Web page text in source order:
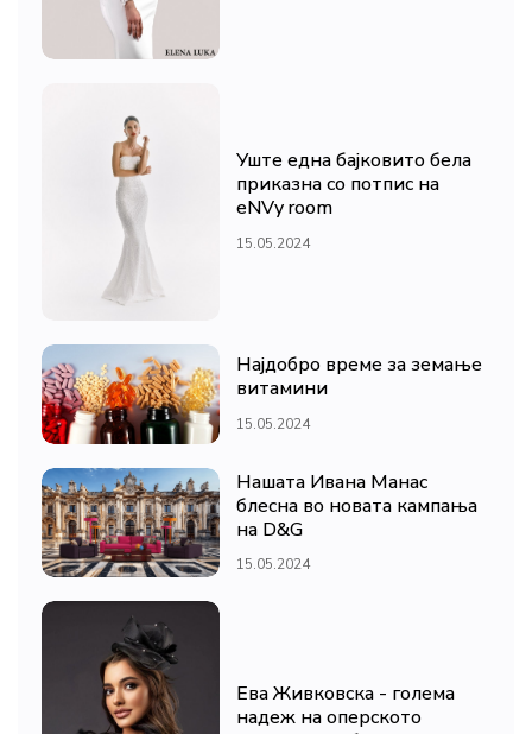
Уште една бајковито бела
приказна со потпис на
eNVy room
15.05.2024
Најдобро време за земање
витамини
15.05.2024
Нашата Ивана Манас
блесна во новата кампања
на D&G
15.05.2024
Ева Живковска - голема
надеж на оперското